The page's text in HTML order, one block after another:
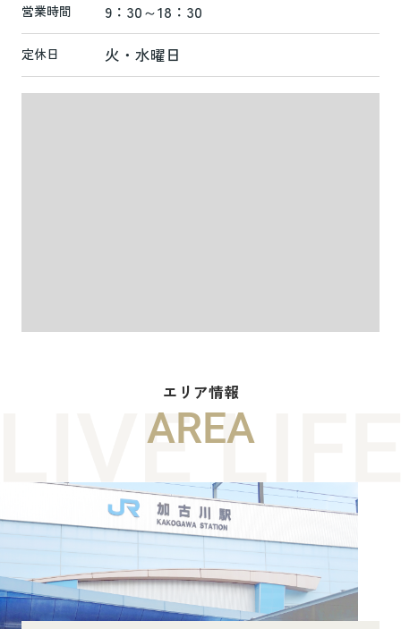
営業時間 9：30～18：30
定休日 火・水曜日
エリア情報
AREA